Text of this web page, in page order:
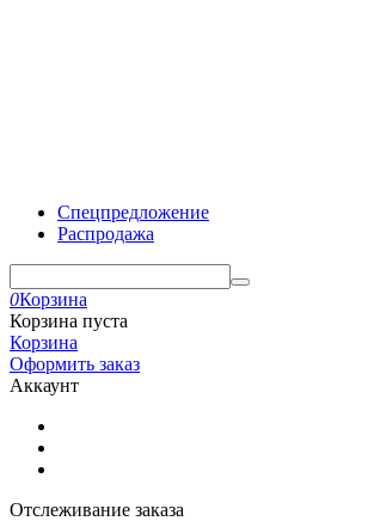
Спецпредложение
Распродажа
0Корзина
Корзина пуста
Корзина
Оформить заказ
Аккаунт
Отслеживание заказа